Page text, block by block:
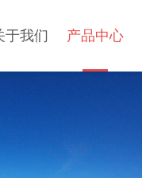
于我们 产品中心